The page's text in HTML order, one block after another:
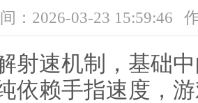
：2026-03-23 15:59:46
射速机制，基础
依赖手指速度，